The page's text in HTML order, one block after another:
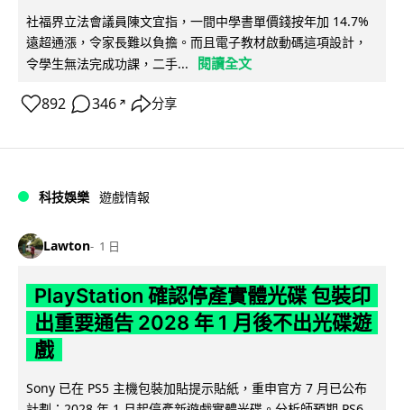
社福界立法會議員陳文宜指，一間中學書單價錢按年加 14.7%
遠超通漲，令家長難以負擔。而且電子教材啟動碼這項設計，
令學生無法完成功課，二手...
閱讀全文
892 346 ↗ 分享
科技娛樂 遊戲情報
Lawton 1 日
PlayStation 確認停產實體光碟 包裝印
出重要通告 2028 年 1 月後不出光碟遊
戲
Sony 已在 PS5 主機包裝加貼提示貼紙，重申官方 7 月已公布